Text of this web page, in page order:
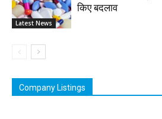
Latest News
किए बदलाव
Company Listings